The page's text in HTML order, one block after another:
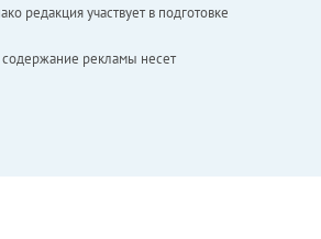
редакция участвует в подготовке
содержание рекламы несет